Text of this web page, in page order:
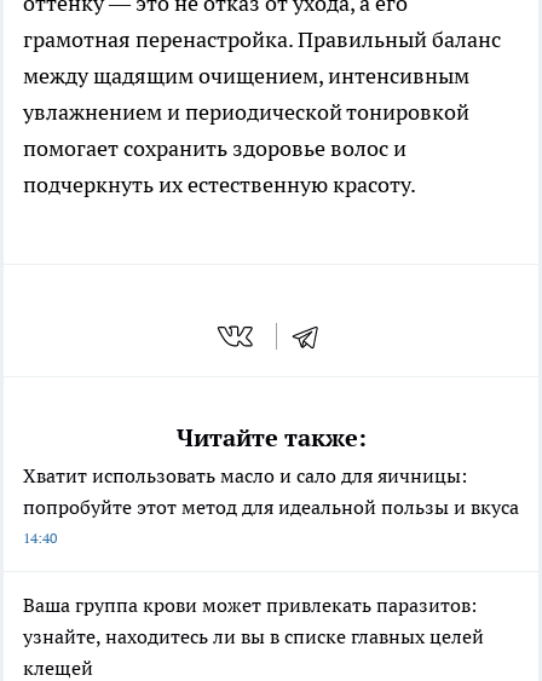
грамотная перенастройка. Правильный баланс
между щадящим очищением, интенсивным
увлажнением и периодической тонировкой
помогает сохранить здоровье волос и
подчеркнуть их естественную красоту.
Читайте также:
Хватит использовать масло и сало для яичницы:
попробуйте этот метод для идеальной пользы и вкуса
14:40
Ваша группа крови может привлекать паразитов:
узнайте, находитесь ли вы в списке главных целей
клещей